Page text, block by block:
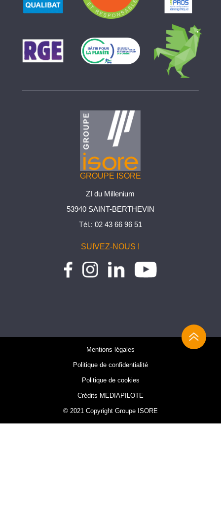
GROUPE ISORE
ZI du Millenium
53940 SAINT-BERTHEVIN
Tél.: 02 43 66 96 51
SUIVEZ-NOUS !
Mentions légales
Politique de confidentialité
Politique de cookies
Crédits MEDIAPILOTE
© 2021 Copyright Groupe ISORE